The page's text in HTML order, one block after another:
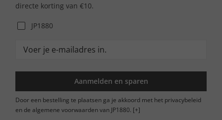
directe korting van €10.
JP1880
Aanmelden en sparen
Door een bestelling te plaatsen ga je akkoord met het privacybeleid
en de algemene voorwaarden van JP1880. [+]